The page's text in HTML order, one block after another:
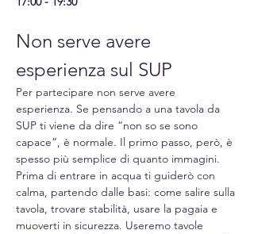
Non serve avere
esperienza sul SUP
Per partecipare non serve avere
esperienza. Se pensando a una tavola da
SUP ti viene da dire “non so se sono
capace”, è normale. Il primo passo, però, è
spesso più semplice di quanto immagini.
Prima di entrare in acqua ti guiderò con
calma, partendo dalle basi: come salire sulla
tavola, trovare stabilità, usare la pagaia e
muoverti in sicurezza. Useremo tavole